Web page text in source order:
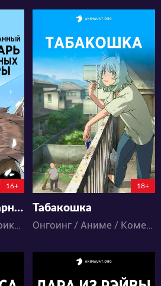
16+
Изгнанный реинкарнированный тяжёлый рыцарь не имеет себе равных в знаниях игры
Онгоинг / Аниме / Приключения / Фэнтези / Экшен
36814
54 68
6:20:41:8
18+
Табакошка
Онгоинг / Аниме / Комедия